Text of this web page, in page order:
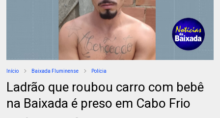
Início Baixada Fluminense Polícia
Ladrão que roubou carro com bebê
na Baixada é preso em Cabo Frio